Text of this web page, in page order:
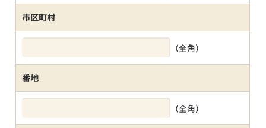
市区町村
（全角）
番地
（全角）